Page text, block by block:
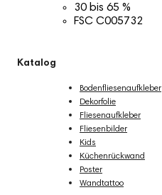
30 bis 65 %
FSC C005732
Katalog
Bodenfliesenaufkleber
Dekorfolie
Fliesenaufkleber
Fliesenbilder
Kids
Küchenrückwand
Poster
Wandtattoo